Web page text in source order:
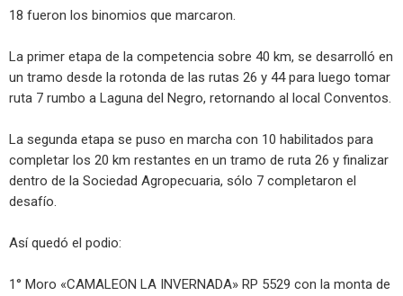
18 fueron los binomios que marcaron.
La primer etapa de la competencia sobre 40 km, se desarrolló en
un tramo desde la rotonda de las rutas 26 y 44 para luego tomar
ruta 7 rumbo a Laguna del Negro, retornando al local Conventos.
La segunda etapa se puso en marcha con 10 habilitados para
completar los 20 km restantes en un tramo de ruta 26 y finalizar
dentro de la Sociedad Agropecuaria, sólo 7 completaron el
desafío.
Así quedó el podio:
1° Moro «CAMALEON LA INVERNADA» RP 5529 con la monta de